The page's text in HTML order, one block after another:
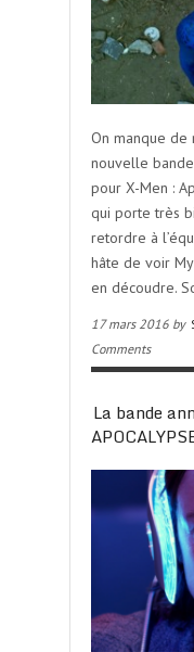
On manque
nouvelle
pour X-Men :
qui porte très
retordre à
hâte de voir
en découdre.
17 mars 2016 by
Comments
La bande